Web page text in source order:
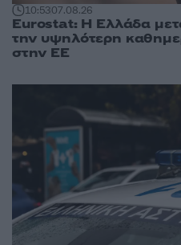
10:5307.08.26
Eurostat: Η Ελλάδα
την υψηλότερη
στην ΕΕ